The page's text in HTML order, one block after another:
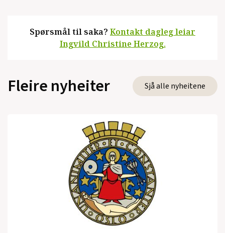
Spørsmål til saka? Kontakt dagleg leiar
Ingvild Christine Herzog.
Fleire nyheiter Sjå alle nyheitene